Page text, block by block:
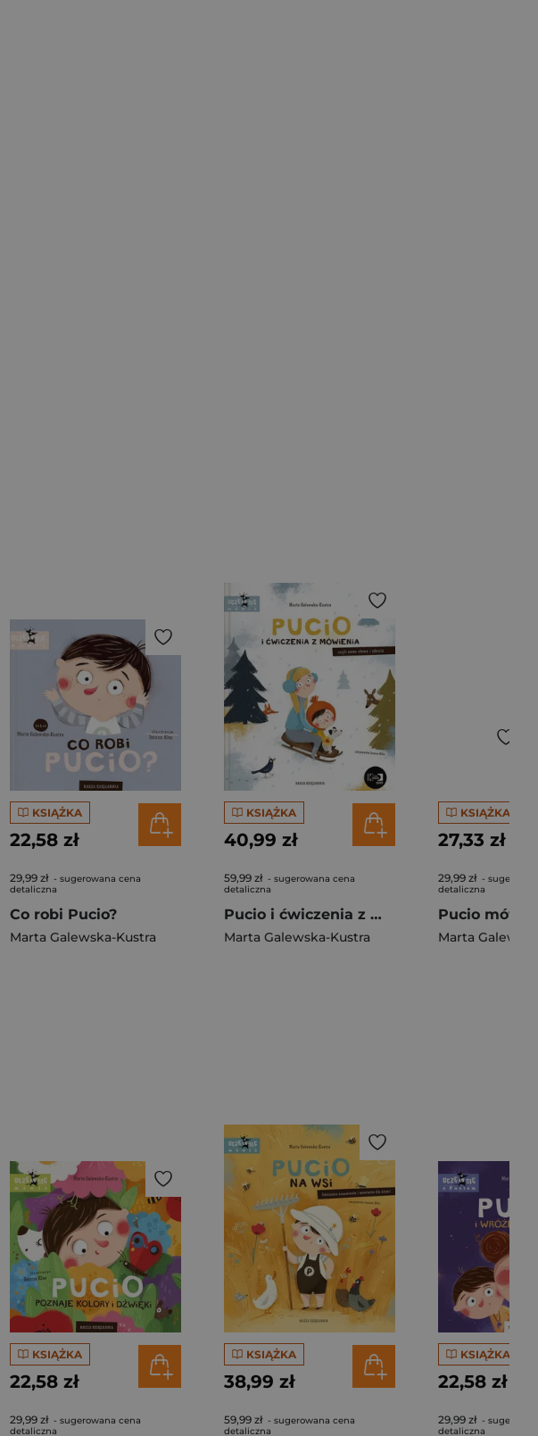
KSIĄŻKA
22,58 zł
29,99 zł - sugerowana cena
detaliczna
Co robi Pucio?
Marta Galewska-Kustra
KSIĄŻKA
40,99 zł
59,99 zł - sugerowana cena
detaliczna
Pucio i ćwiczenia z mówienia, czyli nowe słowa i zdania
Marta Galewska-Kustra
KSIĄŻKA
27,33 zł
29,99 zł -
detaliczna
Marta
KSIĄŻKA
22,58 zł
29,99 zł - sugerowana cena
detaliczna
KSIĄŻKA
38,99 zł
59,99 zł - sugerowana cena
detaliczna
KSIĄŻKA
22,58 zł
29,99 zł -
detaliczna